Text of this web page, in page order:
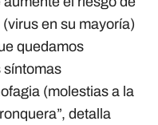
en su mayoría)
quedamos
síntomas
(molestias a la
detalla